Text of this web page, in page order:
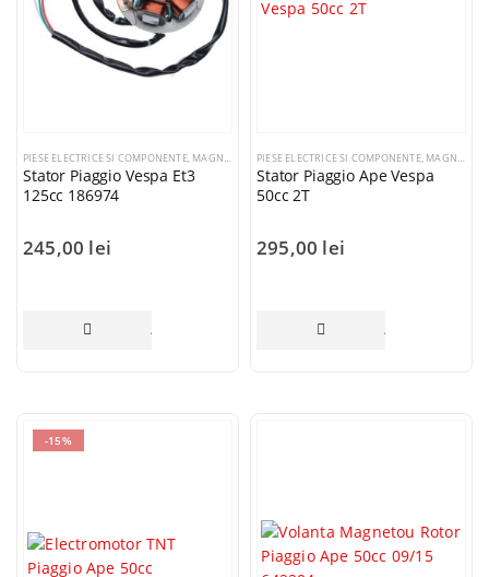
PIESE ELECTRICE SI COMPONENTE, MAGNETOURI / VOLANTE / STATOARE
Stator Piaggio Vespa Et3
125cc 186974
245,00 lei
ADAUGĂ ÎN COȘ
PIESE ELECTRICE SI COMPONENTE, MAGNETOURI / VOLANTE / STATOARE
Stator Piaggio Ape Vespa
50cc 2T
295,00 lei
ADAUGĂ ÎN COȘ
-15%